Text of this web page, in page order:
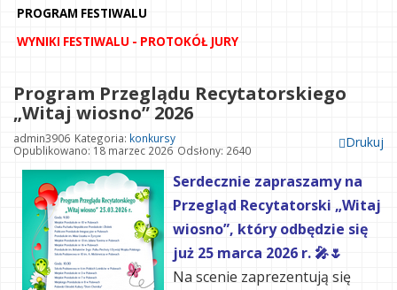
PROGRAM FESTIWALU
WYNIKI FESTIWALU - PROTOKÓŁ JURY
Program Przeglądu Recytatorskiego
„Witaj wiosno” 2026
Drukuj
admin3906 Kategoria: konkursy
Opublikowano: 18 marzec 2026 Odsłony: 2640
Serdecznie zapraszamy na
Przegląd Recytatorski „Witaj
wiosno”, który odbędzie się
już 25 marca 2026 r. 🎤🌷
Na scenie zaprezentują się